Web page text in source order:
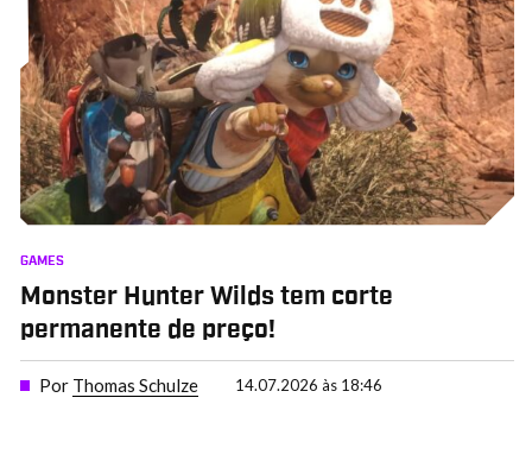
GAMES
Monster Hunter Wilds tem corte
permanente de preço!
Por Thomas Schulze 14.07.2026 às 18:46